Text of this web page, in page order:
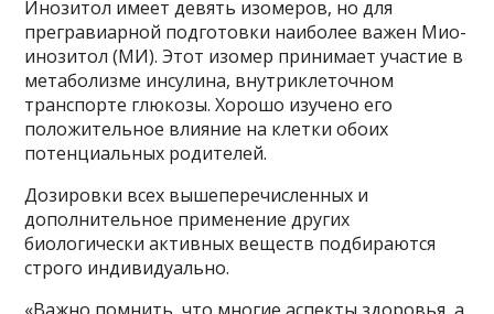
Инозитол имеет девять изомеров, но для
прегравиарной подготовки наиболее важен Мио-
инозитол (МИ). Этот изомер принимает участие в
метаболизме инсулина, внутриклеточном
транспорте глюкозы. Хорошо изучено его
положительное влияние на клетки обоих
потенциальных родителей.
Дозировки всех вышеперечисленных и
дополнительное применение других
биологически активных веществ подбираются
строго индивидуально.